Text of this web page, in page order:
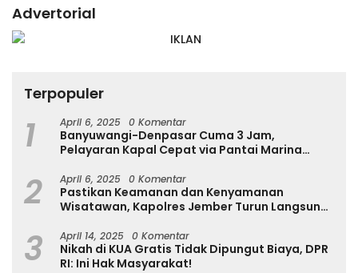
Advertorial
Terpopuler
1 April 6, 2025 0 Komentar
Banyuwangi-Denpasar Cuma 3 Jam,
Pelayaran Kapal Cepat via Pantai Marina
2 April 6, 2025 0 Komentar
Pastikan Keamanan dan Kenyamanan
Wisatawan, Kapolres Jember Turun Langsung
3 April 14, 2025 0 Komentar
Nikah di KUA Gratis Tidak Dipungut Biaya, DPR
RI: Ini Hak Masyarakat!